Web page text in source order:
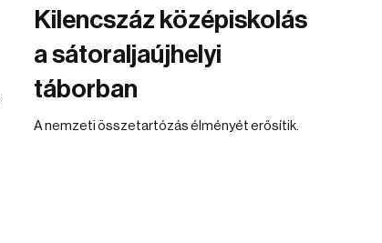
Kilencszáz középiskolás
a sátoraljaújhelyi
táborban
A nemzeti összetartózás élményét erősítik.